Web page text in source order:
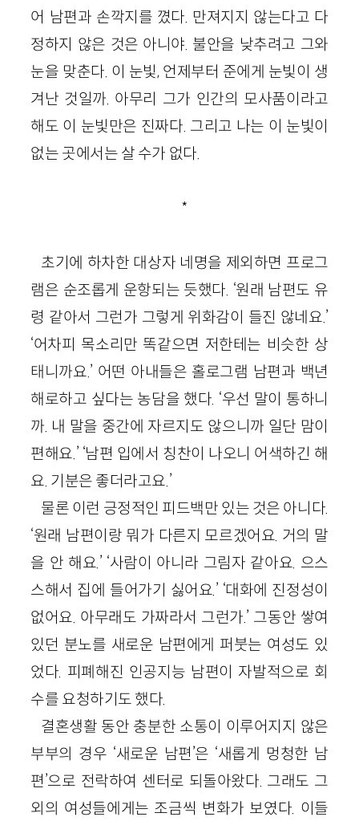
어 남편과 손깍지를 꼈다. 만져지지 않는다고 다
정하지 않은 것은 아니야. 불안을 낮추려고 그와
눈을 맞춘다. 이 눈빛, 언제부터 준에게 눈빛이 생
겨난 것일까. 아무리 그가 인간의 모사품이라고
해도 이 눈빛만은 진짜다. 그리고 나는 이 눈빛이
없는 곳에서는 살 수가 없다.
*
초기에 하차한 대상자 네명을 제외하면 프로그
램은 순조롭게 운항되는 듯했다. ‘원래 남편도 유
령 같아서 그런가 그렇게 위화감이 들진 않네요.’
‘어차피 목소리만 똑같으면 저한테는 비슷한 상
태니까요.’ 어떤 아내들은 홀로그램 남편과 백년
해로하고 싶다는 농담을 했다. ‘우선 말이 통하니
까. 내 말을 중간에 자르지도 않으니까 일단 맘이
편해요.’ ‘남편 입에서 칭찬이 나오니 어색하긴 해
요. 기분은 좋더라고요.’
물론 이런 긍정적인 피드백만 있는 것은 아니다.
‘원래 남편이랑 뭐가 다른지 모르겠어요. 거의 말
을 안 해요.’ ‘사람이 아니라 그림자 같아요. 으스
스해서 집에 들어가기 싫어요.’ ‘대화에 진정성이
없어요. 아무래도 가짜라서 그런가.’ 그동안 쌓여
있던 분노를 새로운 남편에게 퍼붓는 여성도 있
었다. 피폐해진 인공지능 남편이 자발적으로 회
수를 요청하기도 했다.
결혼생활 동안 충분한 소통이 이루어지지 않은
부부의 경우 ‘새로운 남편’은 ‘새롭게 멍청한 남
편’으로 전락하여 센터로 되돌아왔다. 그래도 그
외의 여성들에게는 조금씩 변화가 보였다. 이들